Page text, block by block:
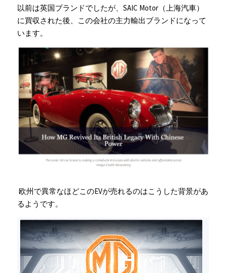
以前は英国ブランドでしたが、SAIC Motor（上海汽車）
に買収された後、この会社の主力輸出ブランドになって
います。
欧州で異常なほどこのEVが売れるのはこうした背景があ
るようです。